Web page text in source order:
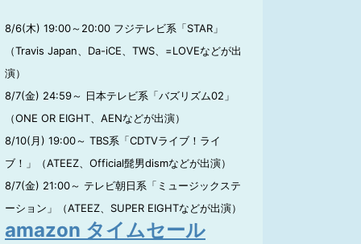
8/6(木) 19:00～20:00 フジテレビ系「STAR」
（Travis Japan、Da-iCE、TWS、=LOVEなどが出
演）
8/7(金) 24:59～ 日本テレビ系「バズリズム02」
（ONE OR EIGHT、AENなどが出演）
8/10(月) 19:00～ TBS系「CDTVライブ！ライ
ブ！」（ATEEZ、Official髭男dismなどが出演）
8/7(金) 21:00～ テレビ朝日系「ミュージックステ
ーション」（ATEEZ、SUPER EIGHTなどが出演）
amazon タイムセール